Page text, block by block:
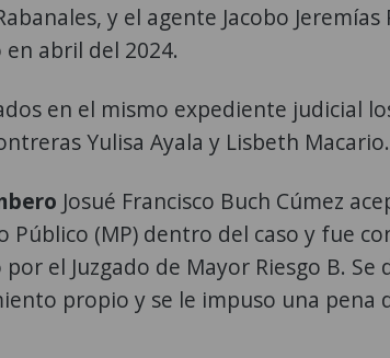
y el agente Jacobo
abril del 2024.
en el mismo expediente judicial
Yulisa Ayala y Lisbeth Macario.
Josué Francisco Buch Cúmez
(MP) dentro del caso y fue
el Juzgado de Mayor Riesgo B. Se
propio y se le impuso una pena